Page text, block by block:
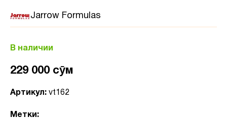
Jarrow Formulas
В наличии
229 000 сӯм
Артикул: vt162
Метки: